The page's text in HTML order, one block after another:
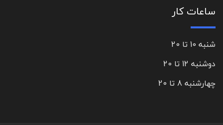
ساعات کار
شنبه 10 تا 20
دوشنبه 12 تا 20
چهارشنبه 8 تا 20